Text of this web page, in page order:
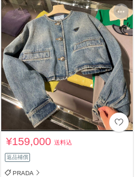
¥159,000送料込
返品補償
PRADA